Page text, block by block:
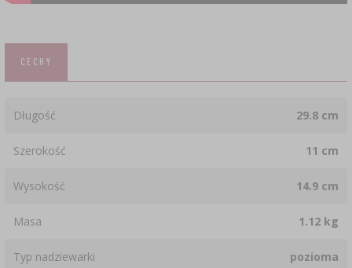
CECHY
Długość 29.8 cm
Szerokość 11 cm
Wysokość 14.9 cm
Masa 1.12 kg
Typ nadziewarki pozioma